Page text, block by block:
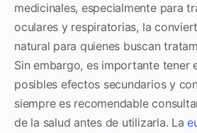
medicinales, especialmente para
oculares y respiratorias, la
natural para quienes buscan
Sin embargo, es importante tener
posibles efectos secundarios y
siempre es recomendable
de la salud antes de utilizarla. La